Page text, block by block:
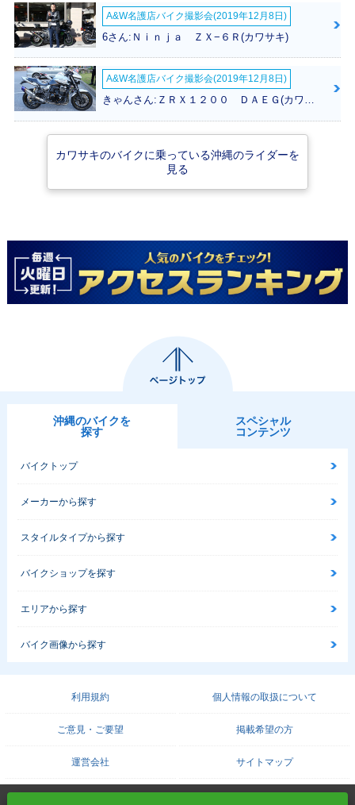
A&W名護店バイク撮影会(2019年12月8日)
6さん:Ｎｉｎｊａ ＺＸ−６Ｒ(カワサキ)
A&W名護店バイク撮影会(2019年12月8日)
きゃんさん:ＺＲＸ１２００ ＤＡＥＧ(カワサキ)
カワサキのバイクに乗っている沖縄のライダーを
見る
沖縄のバイクを
探す
スペシャル
コンテンツ
バイクトップ
メーカーから探す
スタイルタイプから探す
バイクショップを探す
エリアから探す
バイク画像から探す
利用規約 個人情報の取扱について
ご意見・ご要望 掲載希望の方
運営会社 サイトマップ